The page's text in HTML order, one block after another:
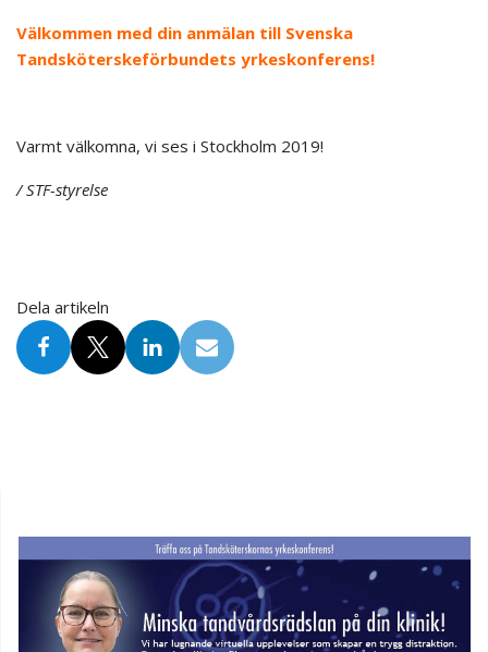
Välkommen med din anmälan till Svenska
Tandsköterskeförbundets yrkeskonferens!
Varmt välkomna, vi ses i Stockholm 2019!
/ STF-styrelse
Dela artikeln